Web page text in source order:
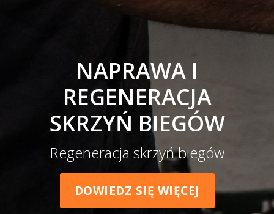
NAPRAWA I
REGENERACJA
SKRZYŃ BIEGÓW
Regeneracja skrzyń biegów
DOWIEDZ SIĘ WIĘCEJ